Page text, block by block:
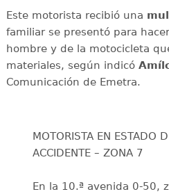
Este motorista recibió una
familiar se presentó para
hombre y de la motocicleta
materiales, según indicó
Comunicación de Emetra.
MOTORISTA EN ESTADO
ACCIDENTE – ZONA 7
En la 10.ª avenida 0-50,